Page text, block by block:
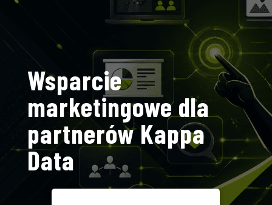
Wsparcie
marketingowe dla
partnerów Kappa
Data